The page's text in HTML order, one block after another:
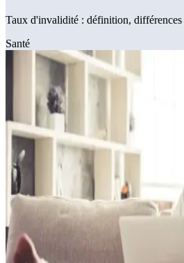
Taux d'invalidité : définition, différences
Santé